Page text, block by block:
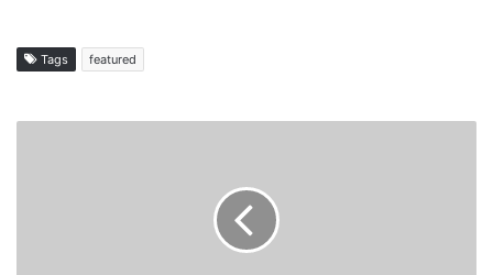
Tags featured